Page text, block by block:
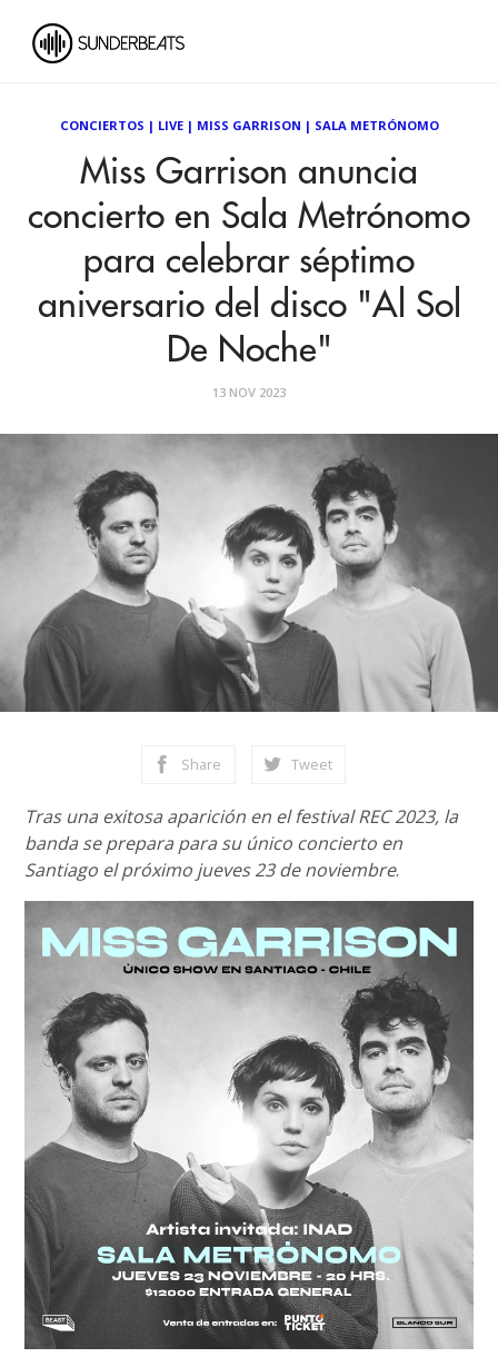
CONCIERTOS | LIVE| MISS GARRISON | SALA METRÓNOMO
Miss Garrison anuncia
concierto en Sala Metrónomo
para celebrar séptimo
aniversario del disco "Al Sol
De Noche"
13 NOV 2023
Share Tweet
Tras una exitosa aparición en el festival REC 2023, la
banda se prepara para su único concierto en
Santiago el próximo jueves 23 de noviembre.